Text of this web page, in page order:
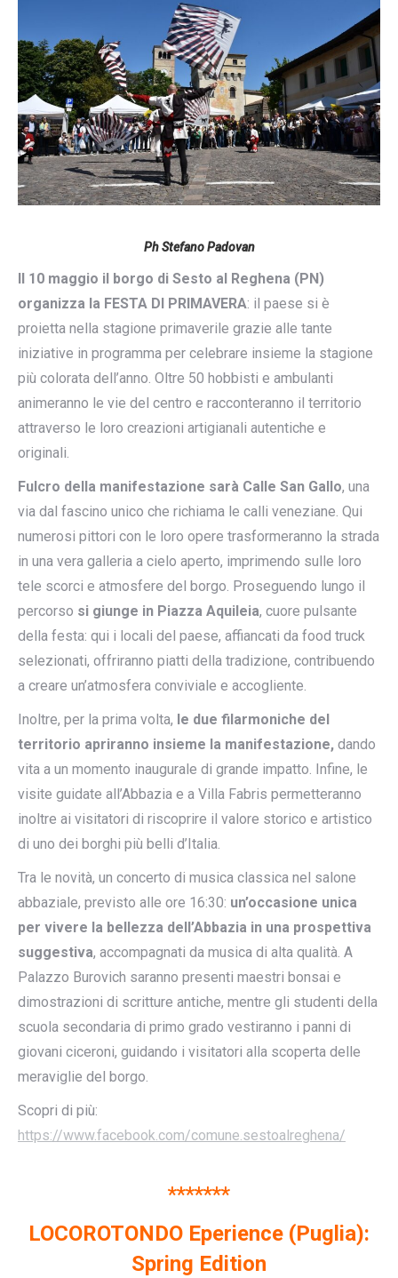
Ph Stefano Padovan
Il 10 maggio il borgo di Sesto al Reghena (PN)
organizza la FESTA DI PRIMAVERA: il paese si è
proietta nella stagione primaverile grazie alle tante
iniziative in programma per celebrare insieme la stagione
più colorata dell’anno. Oltre 50 hobbisti e ambulanti
animeranno le vie del centro e racconteranno il territorio
attraverso le loro creazioni artigianali autentiche e
originali.
Fulcro della manifestazione sarà Calle San Gallo, una
via dal fascino unico che richiama le calli veneziane. Qui
numerosi pittori con le loro opere trasformeranno la strada
in una vera galleria a cielo aperto, imprimendo sulle loro
tele scorci e atmosfere del borgo. Proseguendo lungo il
percorso si giunge in Piazza Aquileia, cuore pulsante
della festa: qui i locali del paese, affiancati da food truck
selezionati, offriranno piatti della tradizione, contribuendo
a creare un’atmosfera conviviale e accogliente.
Inoltre, per la prima volta, le due filarmoniche del
territorio apriranno insieme la manifestazione, dando
vita a un momento inaugurale di grande impatto. Infine, le
visite guidate all’Abbazia e a Villa Fabris permetteranno
inoltre ai visitatori di riscoprire il valore storico e artistico
di uno dei borghi più belli d’Italia.
Tra le novità, un concerto di musica classica nel salone
abbaziale, previsto alle ore 16:30: un’occasione unica
per vivere la bellezza dell’Abbazia in una prospettiva
suggestiva, accompagnati da musica di alta qualità. A
Palazzo Burovich saranno presenti maestri bonsai e
dimostrazioni di scritture antiche, mentre gli studenti della
scuola secondaria di primo grado vestiranno i panni di
giovani ciceroni, guidando i visitatori alla scoperta delle
meraviglie del borgo.
Scopri di più:
https://www.facebook.com/comune.sestoalreghena/
*******
LOCOROTONDO Eperience (Puglia):
Spring Edition